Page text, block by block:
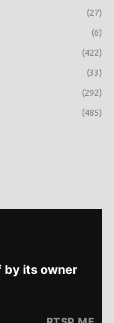
(27)
(6)
(422)
(33)
(292)
(485)